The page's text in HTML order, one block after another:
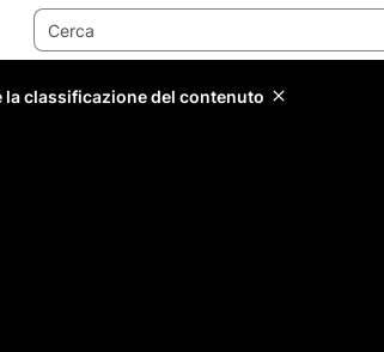
classificazione del contenuto